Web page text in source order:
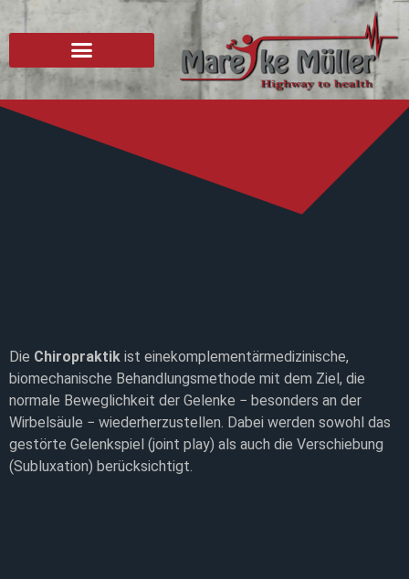
Die Chiropraktik ist einekomplementärmedizinische,
biomechanische Behandlungsmethode mit dem Ziel, die
normale Beweglichkeit der Gelenke − besonders an der
Wirbelsäule − wiederherzustellen. Dabei werden sowohl das
gestörte Gelenkspiel (joint play) als auch die Verschiebung
(Subluxation) berücksichtigt.